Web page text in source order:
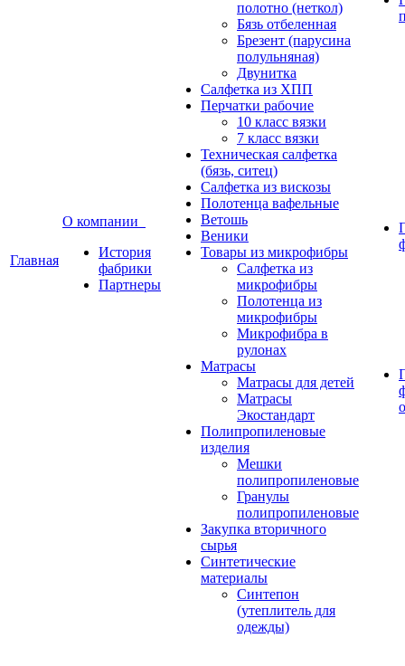
Главная
О компании
История
фабрики
Партнеры
полотно (неткол)
Бязь отбеленная
Брезент (парусина
полульняная)
Двунитка
Салфетка из ХПП
Перчатки рабочие
10 класс вязки
7 класс вязки
Техническая салфетка
(бязь, ситец)
Салфетка из вискозы
Полотенца вафельные
Ветошь
Веники
Товары из микрофибры
Салфетка из
микрофибры
Полотенца из
микрофибры
Микрофибра в
рулонах
Матрасы
Матрасы для детей
Матрасы
Экостандарт
Полипропиленовые
изделия
Мешки
полипропиленовые
Гранулы
полипропиленовые
Закупка вторичного
сырья
Синтетические
материалы
Синтепон
(утеплитель для
одежды)